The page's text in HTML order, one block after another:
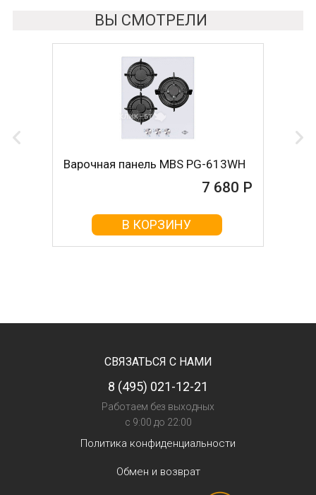
ВЫ СМОТРЕЛИ
Варочная панель MBS PG-613WH
7 680 Р
В КОРЗИНУ
СВЯЗАТЬСЯ С НАМИ
8 (495) 021-12-21
Работаем без выходных
с 9:00 до 22:00
Политика конфиденциальности
Обмен и возврат